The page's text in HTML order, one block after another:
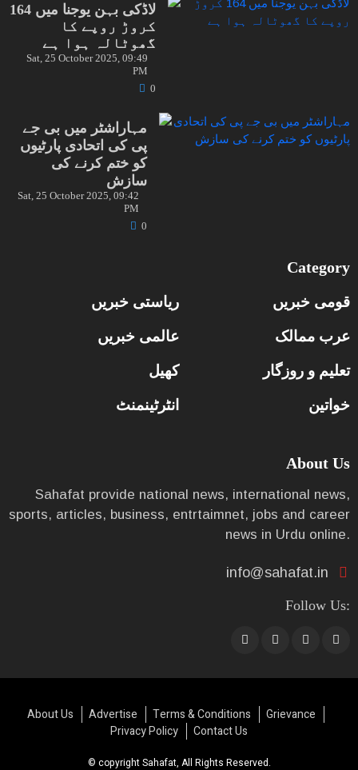
لاڈکی بہن یوجنا میں 164
کروڑ روپے کا
گھوٹالہ ہوا ہے
Sat, 25 October 2025, 09:49
PM
0
مہاراشٹر میں بی جے
پی کی اتحادی پارٹیوں
کو ختم کرنے کی
سازش
Sat, 25 October 2025, 09:42
PM
0
Category
قومی خبریں ریاستی خبریں
عرب ممالک عالمی خبریں
تعلیم و روزگار کھیل
خواتین انٹرٹینمنٹ
About Us
Sahafat provide national news, international news,
sports, articles, business, entrtaimnet, jobs and career
news in Urdu online.
info@sahafat.in
Follow Us:
© copyright Sahafat, All Rights Reserved.
About Us Advertise Terms & Conditions
Grievance
Privacy Policy
Contact Us